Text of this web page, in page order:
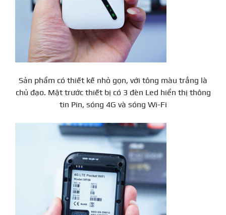
Sản phẩm có thiết kế nhỏ gọn, với tông màu trắng là
chủ đạo. Mặt trước thiết bị có 3 đèn Led hiển thị thông
tin Pin, sóng 4G và sóng Wi-Fi